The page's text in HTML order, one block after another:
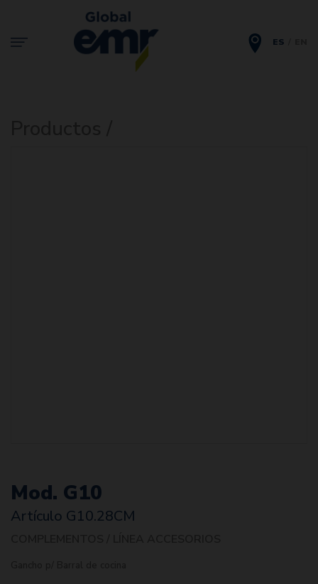
ES
Mod. G10
Artículo G10.28CM